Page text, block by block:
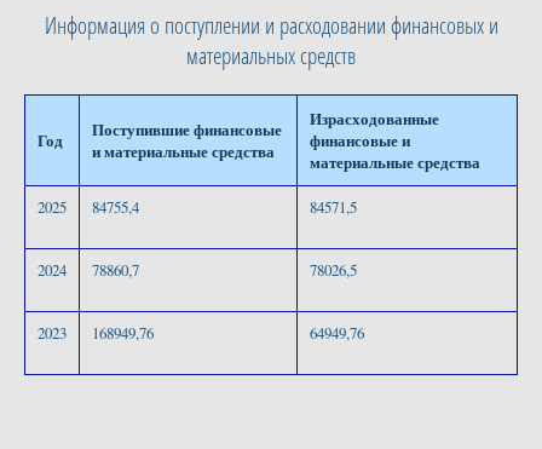
Информация о поступлении и расходовании финансовых и
материальных средств
Год
Поступившие финансовые
и материальные средства
Израсходованные
финансовые и
материальные средства
2025 84755,4 84571,5
2024 78860,7 78026,5
2023 168949,76 64949,76